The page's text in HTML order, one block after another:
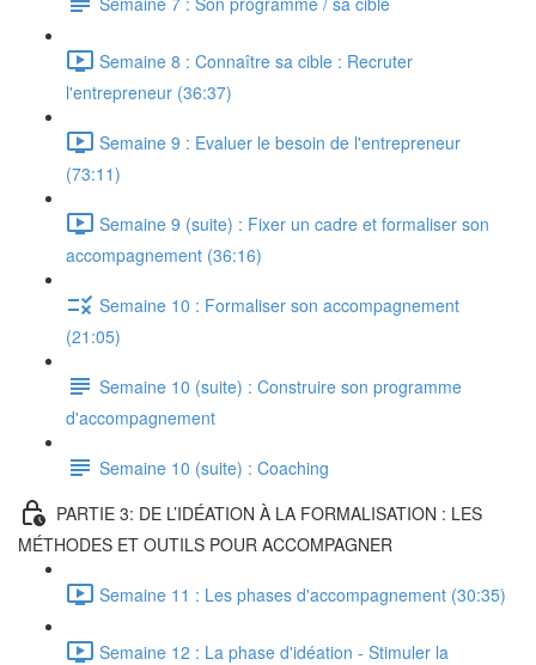
Semaine 8 : Connaître sa cible : Recruter
l'entrepreneur (36:37)
Semaine 9 : Evaluer le besoin de l'entrepreneur
(73:11)
Semaine 9 (suite) : Fixer un cadre et formaliser son
accompagnement (36:16)
Semaine 10 : Formaliser son accompagnement
(21:05)
Semaine 10 (suite) : Construire son programme
d'accompagnement
Semaine 10 (suite) : Coaching
PARTIE 3: DE L’IDÉATION À LA FORMALISATION : LES
MÉTHODES ET OUTILS POUR ACCOMPAGNER
Semaine 11 : Les phases d'accompagnement (30:35)
Semaine 12 : La phase d'idéation - Stimuler la